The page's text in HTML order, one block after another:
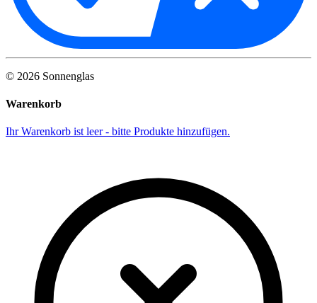
© 2026 Sonnenglas
Warenkorb
Ihr Warenkorb ist leer - bitte Produkte hinzufügen.